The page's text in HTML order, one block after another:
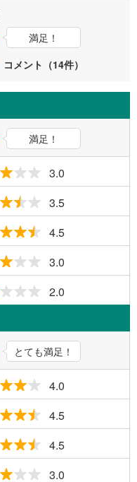
満足！
コメント（14件）
満足！
3.0
3.5
4.5
3.0
2.0
とても満足！
4.0
4.5
4.5
3.0